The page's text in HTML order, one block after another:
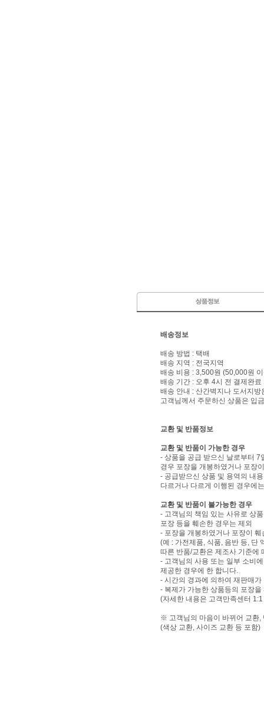
배송정보
배송 방법 : 택배
배송 지역 : 전국지역
배송 비용 : 3,500원 (50,000원
배송 기간 : 오후 4시 전 결제완료
배송 안내 : 산간벽지나 도서지
고객님께서 주문하신 상품은 입
교환 및 반품정보
교환 및 반품이 가능한 경우
- 상품을 공급 받으신 날로부터 7
경우 포장을 개봉하였거나 포장
- 공급받으신 상품 및 용역의 내
다르거나 다르게 이행된 경우에
교환 및 반품이 불가능한 경우
- 고객님의 책임 있는 사유로 상
포장 등을 훼손한 경우는 제외
- 포장을 개봉하였거나 포장이
(예 : 가전제품, 식품, 음반 등, 단
따른 반품/교환은 제조사 기준에
- 고객님의 사용 또는 일부 소비
제공한 경우에 한 합니다.
- 시간의 경과에 의하여 재판매
- 복제가 가능한 상품등의 포장을
(자세한 내용은 고객만족센터
※ 고객님의 마음이 바뀌어 교환,
(색상 교환, 사이즈 교환 등 포함)